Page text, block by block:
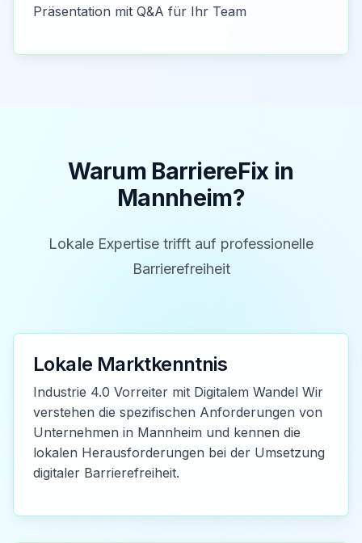
Präsentation mit Q&A für Ihr Team
Warum BarriereFix in
Mannheim?
Lokale Expertise trifft auf professionelle
Barrierefreiheit
Lokale Marktkenntnis
Industrie 4.0 Vorreiter mit Digitalem Wandel Wir
verstehen die spezifischen Anforderungen von
Unternehmen in Mannheim und kennen die
lokalen Herausforderungen bei der Umsetzung
digitaler Barrierefreiheit.